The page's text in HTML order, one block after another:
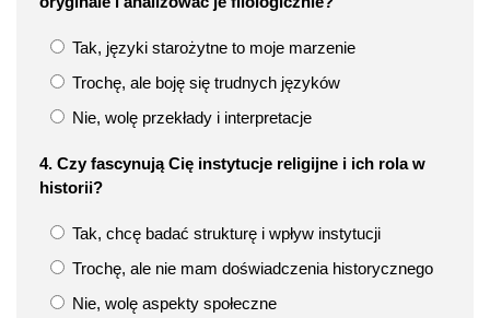
Tak, języki starożytne to moje marzenie
Trochę, ale boję się trudnych języków
Nie, wolę przekłady i interpretacje
4. Czy fascynują Cię instytucje religijne i ich rola w
historii?
Tak, chcę badać strukturę i wpływ instytucji
Trochę, ale nie mam doświadczenia historycznego
Nie, wolę aspekty społeczne